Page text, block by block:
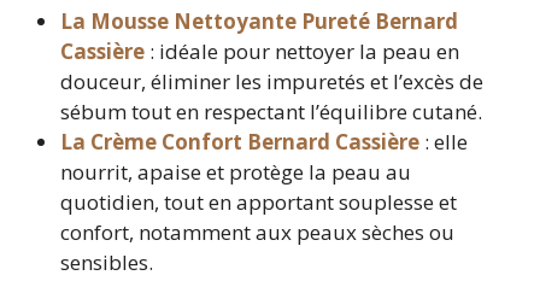
La Mousse Nettoyante Pureté Bernard
Cassière : idéale pour nettoyer la peau en
douceur, éliminer les impuretés et l’excès de
sébum tout en respectant l’équilibre cutané.
La Crème Confort Bernard Cassière : elle
nourrit, apaise et protège la peau au
quotidien, tout en apportant souplesse et
confort, notamment aux peaux sèches ou
sensibles.